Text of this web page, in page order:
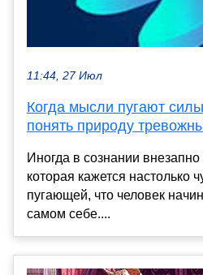
11:44, 27 Июл
Когда мысли пугают
понять природу
Иногда в сознании
которая кажется настолько
пугающей, что человек
самом себе....